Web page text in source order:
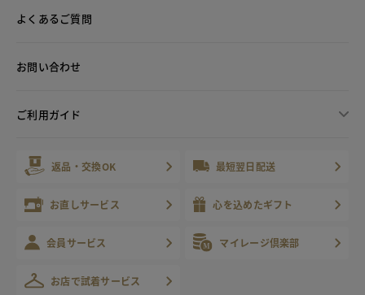
よくあるご質問
お問い合わせ
ご利用ガイド
返品・交換OK 最短翌日配送
お直しサービス 心を込めたギフト
会員サービス マイレージ倶楽部
お店で試着サービス